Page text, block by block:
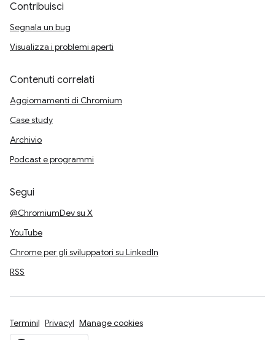
Contribuisci
Segnala un bug
Visualizza i problemi aperti
Contenuti correlati
Aggiornamenti di Chromium
Case study
Archivio
Podcast e programmi
Segui
@ChromiumDev su X
YouTube
Chrome per gli sviluppatori su LinkedIn
RSS
Termini Privacy Manage cookies